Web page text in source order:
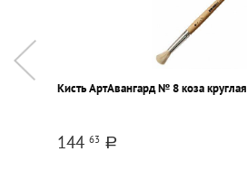
Кисть АртАвангард № 8 коза круглая
144 63 a